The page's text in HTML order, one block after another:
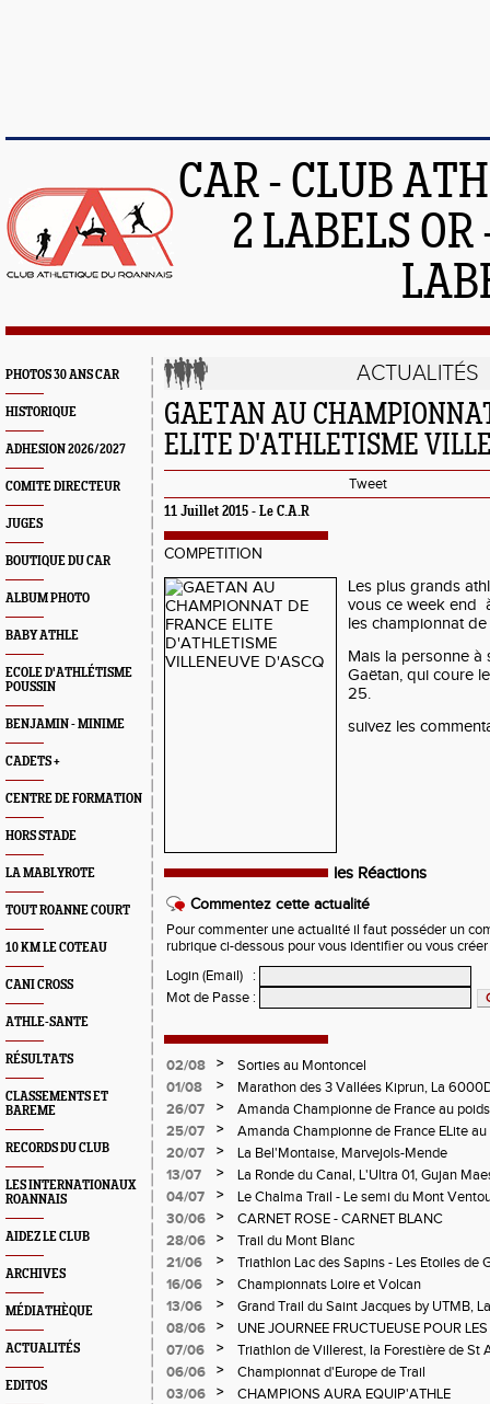
CAR - CLUB
2 LABELS
PHOTOS 30 ANS CAR
HISTORIQUE
ADHESION 2026/2027
COMITE DIRECTEUR
JUGES
BOUTIQUE DU CAR
ALBUM PHOTO
BABY ATHLE
ECOLE D'ATHLÉTISME
POUSSIN
BENJAMIN - MINIME
CADETS +
CENTRE DE FORMATION
HORS STADE
LA MABLYROTE
TOUT ROANNE COURT
10 KM LE COTEAU
CANI CROSS
ATHLE-SANTE
RÉSULTATS
CLASSEMENTS ET
BAREME
RECORDS DU CLUB
LES INTERNATIONAUX
ROANNAIS
AIDEZ LE CLUB
ARCHIVES
MÉDIATHÈQUE
ACTUALITÉS
EDITOS
ACTUALITÉS
GAETAN AU
ELITE D'ATHLETISME
Tweet
11 Juillet 2015 - Le C.A.R
COMPETITION
Les plus grands
vous ce week end
les championnat
Mais la personne à
Gaëtan, qui coure
25.
suivez les
les Réactions
Commentez cette actualité
Pour commenter une actualité il faut posséder un
rubrique ci-dessous pour vous identifier ou vous
Login (Email)
:
Mot de Passe :
02/08 >
Sorties au Montoncel
01/08
>
Marathon des 3 Vallées Kiprun, La
Verticale d'Orcières, St Augustin
26/07 >
Amanda Championne de France au poids
25/07
>
Amanda Championne de France ELite
20/07
>
La Bel'Montaise, Marvejols-Mende
13/07
>
La Ronde du Canal, L'Ultra 01, Gujan
04/07
>
Le Chalma Trail - Le semi du Mont
Cublize - Les Passerelles de Monteynard
Pralognon La Vanoise
30/06 >
CARNET ROSE - CARNET BLANC
28/06
>
Trail du Mont Blanc
21/06
>
Triathlon Lac des Sapins - Les Etoiles de
16/06
>
Championnats Loire et Volcan
13/06
>
Grand Trail du Saint Jacques by UTMB,
d'Andrézieux-Bouthéon
08/06 >
UNE JOURNEE FRUCTUEUSE POUR
CHAMPIONNATS DE LA LOIRE A
07/06 >
Triathlon de Villerest, la Forestière de St
Circuit de la Sure, Tour du Pays Roannais
06/06 >
Championnat d'Europe de Trail
03/06
>
CHAMPIONS AURA EQUIP'ATHLE